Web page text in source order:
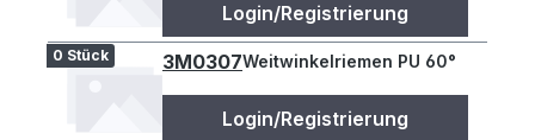
Login/Registrierung
0 Stück 3M0307Weitwinkelriemen PU 60°
Login/Registrierung